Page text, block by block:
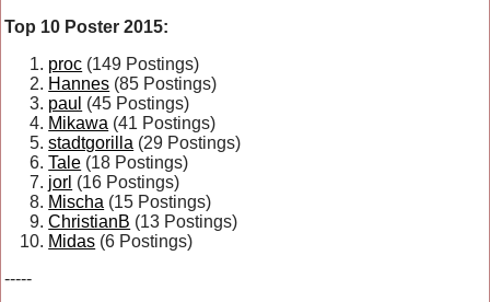
Top 10 Poster 2015:
proc (149 Postings)
Hannes (85 Postings)
paul (45 Postings)
Mikawa (41 Postings)
stadtgorilla (29 Postings)
Tale (18 Postings)
jorl (16 Postings)
Mischa (15 Postings)
ChristianB (13 Postings)
Midas (6 Postings)
-----